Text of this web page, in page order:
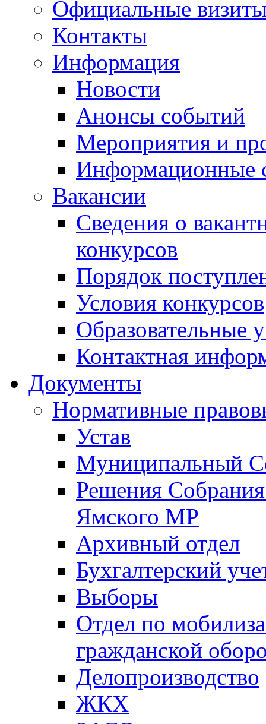
Официальные
Контакты
Информация
Новости
Анонсы событий
Мероприятия и
Информационные
Вакансии
Сведения о
конкурсов
Порядок
Условия конкурсов
Образовательные
Контактная
Документы
Нормативные
Устав
Муниципальный
Решения
Ямского МР
Архивный отдел
Бухгалтерский
Выборы
Отдел по
гражданской
Делопроизводство
ЖКХ